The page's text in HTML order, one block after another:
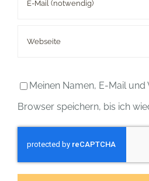
Meinen Namen, E-Mail und
Browser speichern, bis ich